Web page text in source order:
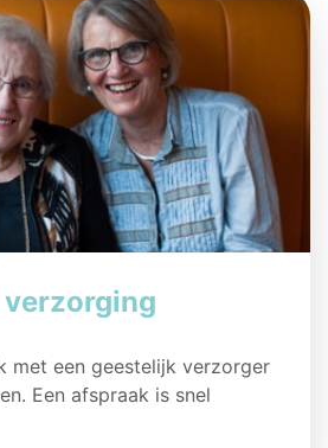
met een geestelijk verzorger
Een afspraak is snel